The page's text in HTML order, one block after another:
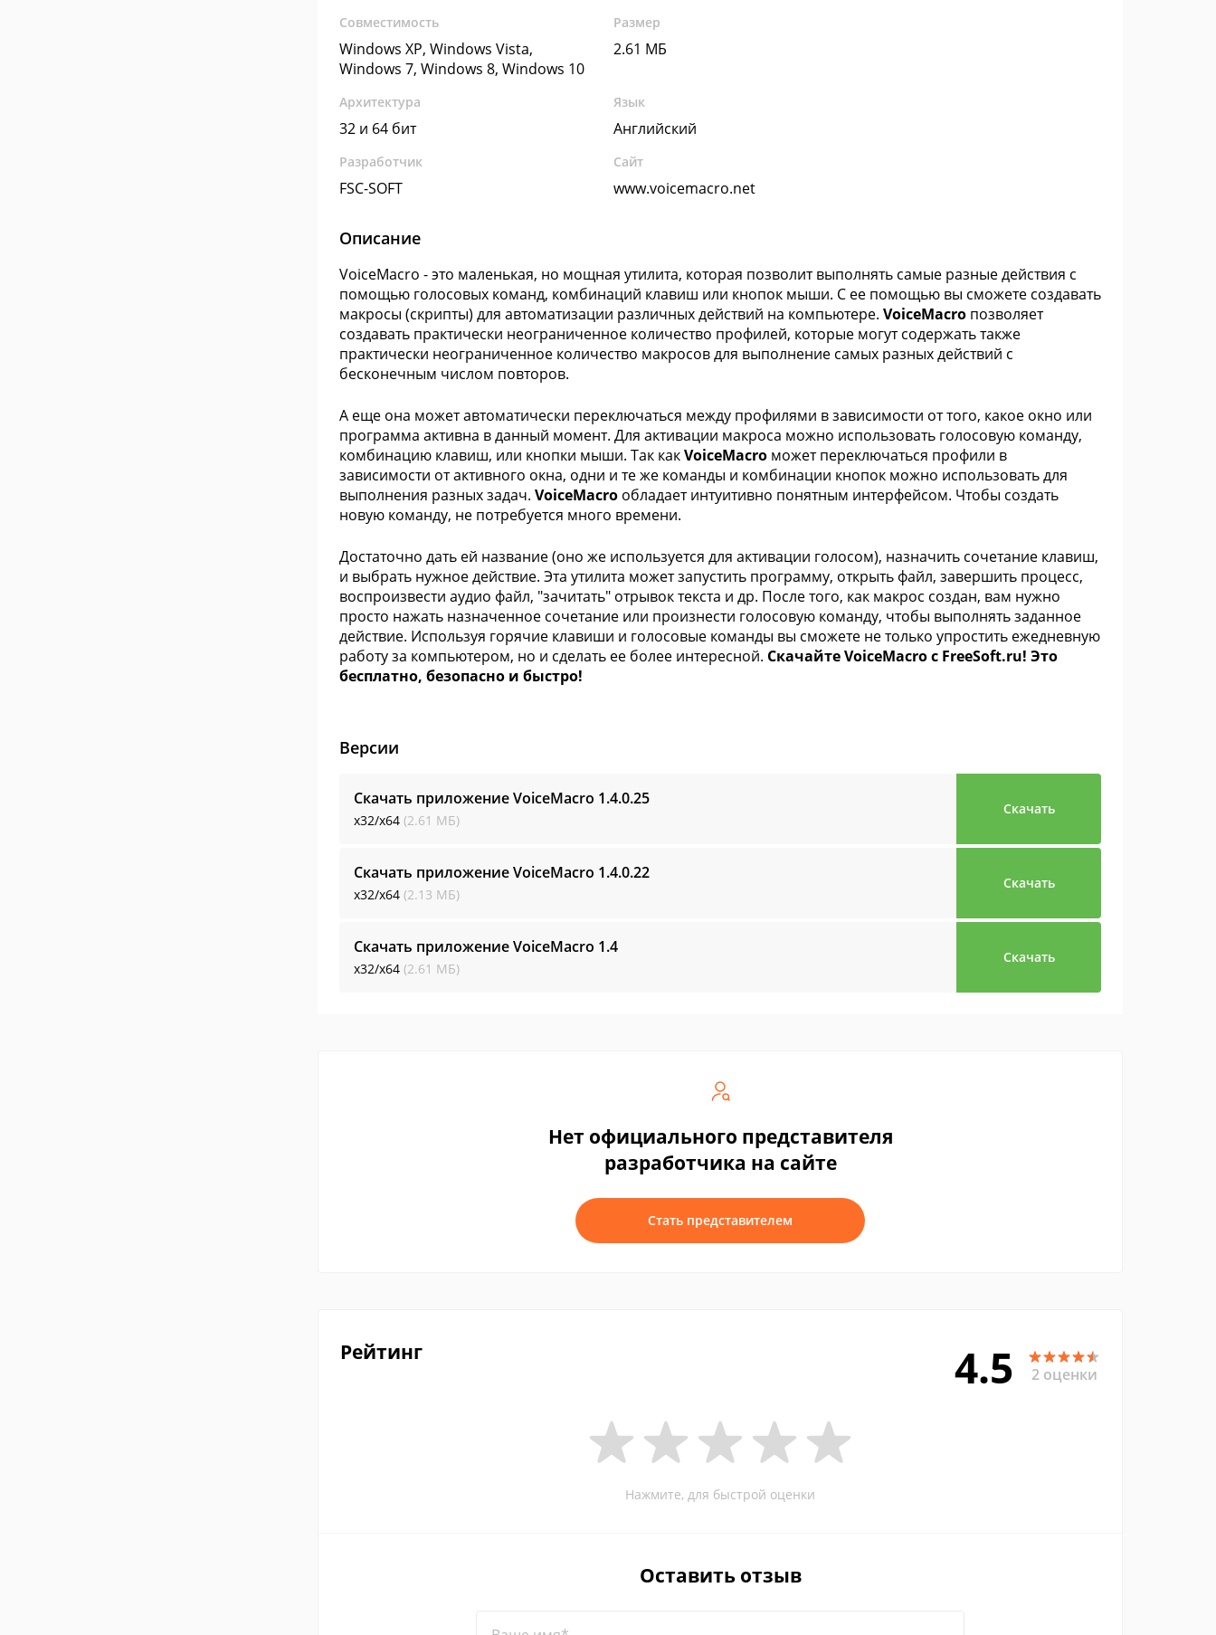
Совместимость
Windows XP, Windows Vista,
Windows 7, Windows 8, Windows 10
Размер
2.61 МБ
Архитектура
32 и 64 бит
Язык
Английский
Разработчик
FSC-SOFT
Сайт
www.voicemacro.net
Описание
VoiceMacro - это маленькая, но мощная утилита, которая позволит выполнять самые разные действия с
помощью голосовых команд, комбинаций клавиш или кнопок мыши. С ее помощью вы сможете создавать
макросы (скрипты) для автоматизации различных действий на компьютере. VoiceMacro позволяет
создавать практически неограниченное количество профилей, которые могут содержать также
практически неограниченное количество макросов для выполнение самых разных действий с
бесконечным числом повторов.
А еще она может автоматически переключаться между профилями в зависимости от того, какое окно или
программа активна в данный момент. Для активации макроса можно использовать голосовую команду,
комбинацию клавиш, или кнопки мыши. Так какVoiceMacro может переключаться профили в
зависимости от активного окна, одни и те же команды и комбинации кнопок можно использовать для
выполнения разных задач. VoiceMacro обладает интуитивно понятным интерфейсом. Чтобы создать
новую команду, не потребуется много времени.
Достаточно дать ей название (оно же используется для активации голосом), назначить сочетание клавиш,
и выбрать нужное действие. Эта утилита может запустить программу, открыть файл, завершить процесс,
воспроизвести аудио файл, "зачитать" отрывок текста и др. После того, как макрос создан, вам нужно
просто нажать назначенное сочетание или произнести голосовую команду, чтобы выполнять заданное
действие. Используя горячие клавиши и голосовые команды вы сможете не только упростить ежедневную
работу за компьютером, но и сделать ее более интересной. Скачайте VoiceMacro с FreeSoft.ru! Это
бесплатно, безопасно и быстро!
Версии
Скачать приложение VoiceMacro 1.4.0.25
x32/x64 (2.61 МБ)
Скачать
Скачать приложение VoiceMacro 1.4.0.22
x32/x64 (2.13 МБ)
Скачать
Скачать приложение VoiceMacro 1.4
x32/x64 (2.61 МБ)
Скачать
Нет официального представителя
разработчика на сайте
Стать представителем
Рейтинг 4.5 2 оценки
Нажмите, для быстрой оценки
Оставить отзыв